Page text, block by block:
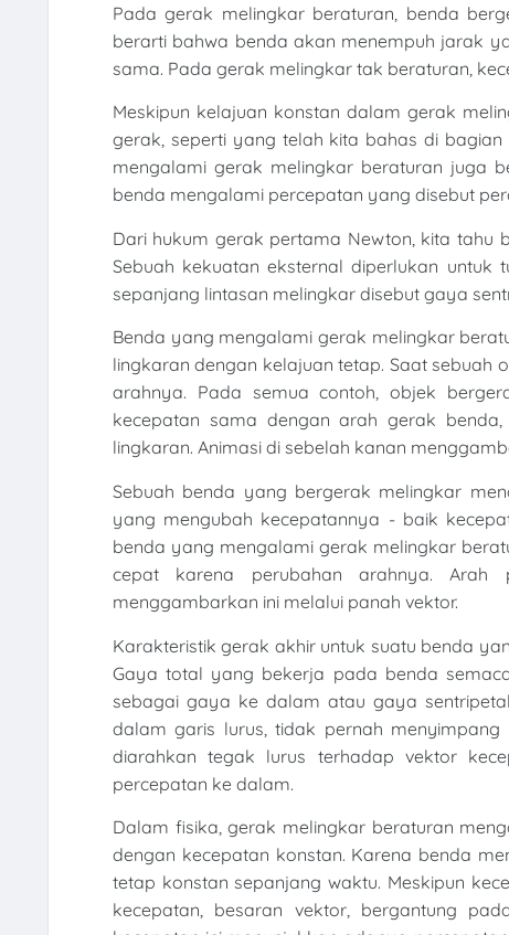
Pada gerak melingkar beraturan, benda
berarti bahwa benda akan menempuh jarak
sama. Pada gerak melingkar tak beraturan,
Meskipun kelajuan konstan dalam gerak
gerak, seperti yang telah kita bahas di
mengalami gerak melingkar beraturan juga
benda mengalami percepatan yang disebut
Dari hukum gerak pertama Newton, kita tahu
Sebuah kekuatan eksternal diperlukan
sepanjang lintasan melingkar disebut gaya
Benda yang mengalami gerak melingkar
lingkaran dengan kelajuan tetap. Saat sebuah
arahnya. Pada semua contoh, objek
kecepatan sama dengan arah gerak
lingkaran. Animasi di sebelah kanan
Sebuah benda yang bergerak melingkar
yang mengubah kecepatannya - baik
benda yang mengalami gerak melingkar
cepat karena perubahan arahnya. Arah
menggambarkan ini melalui panah vektor.
Karakteristik gerak akhir untuk suatu benda
Gaya total yang bekerja pada benda
sebagai gaya ke dalam atau gaya
dalam garis lurus, tidak pernah
diarahkan tegak lurus terhadap vektor
percepatan ke dalam.
Dalam fisika, gerak melingkar beraturan
dengan kecepatan konstan. Karena benda
tetap konstan sepanjang waktu. Meskipun
kecepatan, besaran vektor, bergantung